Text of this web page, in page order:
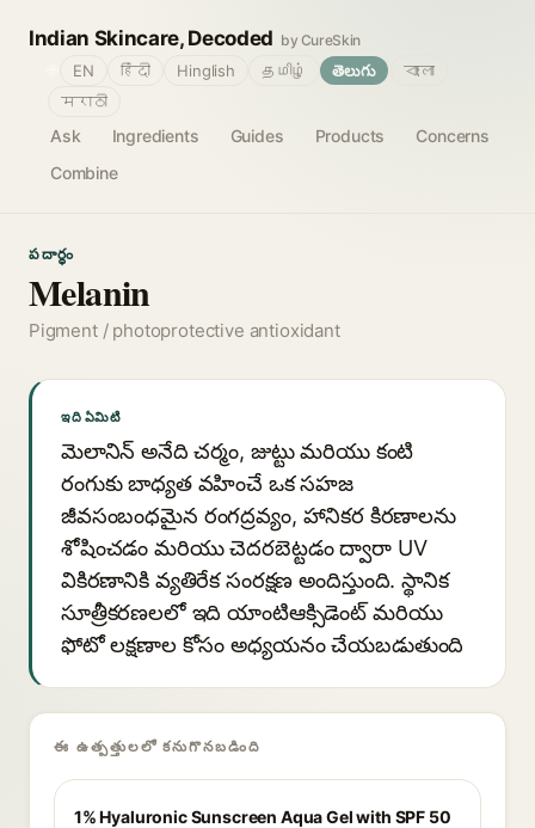
Indian Skincare, Decoded by CureSkin
Ask Ingredients Guides Products
Concerns
Combine
EN हिंदी Hinglish தமிழ் తెలుగు
বাংলা
मराठी
పదార్థం
Melanin
Pigment / photoprotective antioxidant
ఇది ఏమిటి
మెలానిన్ అనేది చర్మం, జుట్టు మరియు కంటి
రంగుకు బాధ్యత వహించే ఒక సహజ
జీవసంబంధమైన రంగద్రవ్యం, హానికర కిరణాలను
శోషించడం మరియు చెదరబెట్టడం ద్వారా UV
వికిరణానికి వ్యతిరేక సంరక్షణ అందిస్తుంది. స్థానిక
సూత్రీకరణలలో ఇది యాంటిఆక్సిడెంట్ మరియు
ఫోటో లక్షణాల కోసం అధ్యయనం చేయబడుతుంది
ఈ ఉత్పత్తులలో కనుగొనబడింది
1% Hyaluronic Sunscreen Aqua Gel with SPF 50